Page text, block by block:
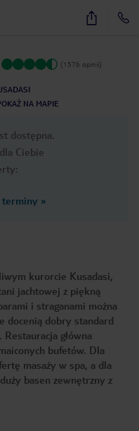
12
(1576 opinii)
NA MAPIE
dostępna.
Ciebie
terminy »
kurorcie Kusadasi,
jachtowej z piękną
i straganami można
docenią dobry standard
główna
bufetów. Dla
masaży w spa, a dla
basen zewnętrzny z